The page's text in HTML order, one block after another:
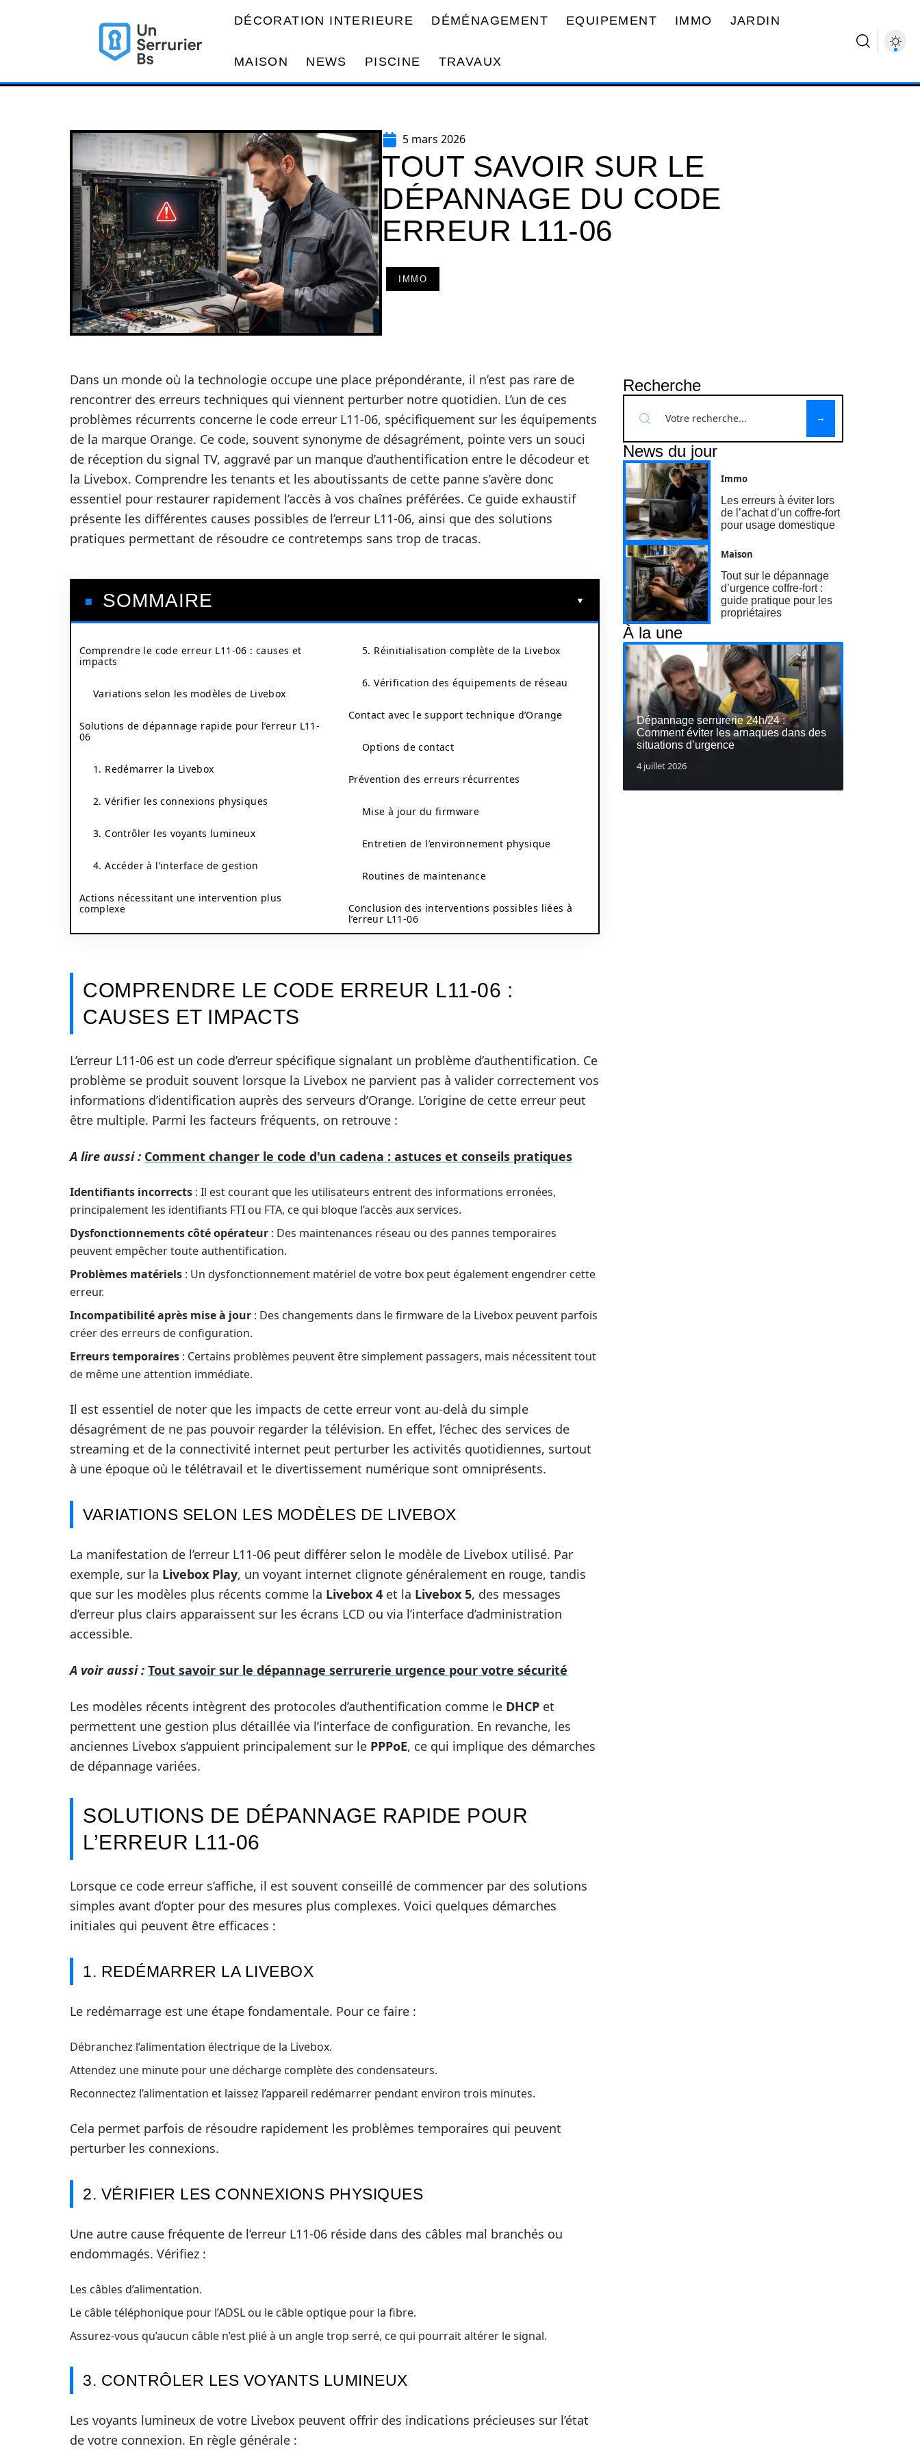
DÉCORATION INTERIEURE DÉMÉNAGEMENT EQUIPEMENT IMMO JARDIN
MAISON NEWS PISCINE TRAVAUX
5 mars 2026
TOUT SAVOIR SUR LE
DÉPANNAGE DU CODE
ERREUR L11-06
IMMO
Dans un monde où la technologie occupe une place prépondérante, il n’est pas rare de
rencontrer des erreurs techniques qui viennent perturber notre quotidien. L’un de ces
problèmes récurrents concerne le code erreur L11-06, spécifiquement sur les équipements
de la marque Orange. Ce code, souvent synonyme de désagrément, pointe vers un souci
de réception du signal TV, aggravé par un manque d’authentification entre le décodeur et
la Livebox. Comprendre les tenants et les aboutissants de cette panne s’avère donc
essentiel pour restaurer rapidement l’accès à vos chaînes préférées. Ce guide exhaustif
présente les différentes causes possibles de l’erreur L11-06, ainsi que des solutions
pratiques permettant de résoudre ce contretemps sans trop de tracas.
SOMMAIRE
Comprendre le code erreur L11-06 : causes et
impacts
Variations selon les modèles de Livebox
Solutions de dépannage rapide pour l’erreur L11-
06
1. Redémarrer la Livebox
2. Vérifier les connexions physiques
3. Contrôler les voyants lumineux
4. Accéder à l’interface de gestion
Actions nécessitant une intervention plus
complexe
5. Réinitialisation complète de la Livebox
6. Vérification des équipements de réseau
Contact avec le support technique d’Orange
Options de contact
Prévention des erreurs récurrentes
Mise à jour du firmware
Entretien de l’environnement physique
Routines de maintenance
Conclusion des interventions possibles liées à
l’erreur L11-06
COMPRENDRE LE CODE ERREUR L11-06 :
CAUSES ET IMPACTS
L’erreur L11-06 est un code d’erreur spécifique signalant un problème d’authentification. Ce
problème se produit souvent lorsque la Livebox ne parvient pas à valider correctement vos
informations d’identification auprès des serveurs d’Orange. L’origine de cette erreur peut
être multiple. Parmi les facteurs fréquents, on retrouve :
A lire aussi : Comment changer le code d'un cadena : astuces et conseils pratiques
Identifiants incorrects : Il est courant que les utilisateurs entrent des informations erronées,
principalement les identifiants FTI ou FTA, ce qui bloque l’accès aux services.
Dysfonctionnements côté opérateur : Des maintenances réseau ou des pannes temporaires
peuvent empêcher toute authentification.
Problèmes matériels : Un dysfonctionnement matériel de votre box peut également engendrer cette
erreur.
Incompatibilité après mise à jour : Des changements dans le firmware de la Livebox peuvent parfois
créer des erreurs de configuration.
Erreurs temporaires : Certains problèmes peuvent être simplement passagers, mais nécessitent tout
de même une attention immédiate.
Il est essentiel de noter que les impacts de cette erreur vont au-delà du simple
désagrément de ne pas pouvoir regarder la télévision. En effet, l’échec des services de
streaming et de la connectivité internet peut perturber les activités quotidiennes, surtout
à une époque où le télétravail et le divertissement numérique sont omniprésents.
VARIATIONS SELON LES MODÈLES DE LIVEBOX
La manifestation de l’erreur L11-06 peut différer selon le modèle de Livebox utilisé. Par
exemple, sur la Livebox Play, un voyant internet clignote généralement en rouge, tandis
que sur les modèles plus récents comme la Livebox 4 et la Livebox 5, des messages
d’erreur plus clairs apparaissent sur les écrans LCD ou via l’interface d’administration
accessible.
A voir aussi : Tout savoir sur le dépannage serrurerie urgence pour votre sécurité
Les modèles récents intègrent des protocoles d’authentification comme le DHCP et
permettent une gestion plus détaillée via l’interface de configuration. En revanche, les
anciennes Livebox s’appuient principalement sur le PPPoE, ce qui implique des démarches
de dépannage variées.
SOLUTIONS DE DÉPANNAGE RAPIDE POUR
L’ERREUR L11-06
Lorsque ce code erreur s’affiche, il est souvent conseillé de commencer par des solutions
simples avant d’opter pour des mesures plus complexes. Voici quelques démarches
initiales qui peuvent être efficaces :
1. REDÉMARRER LA LIVEBOX
Le redémarrage est une étape fondamentale. Pour ce faire :
Débranchez l’alimentation électrique de la Livebox.
Attendez une minute pour une décharge complète des condensateurs.
Reconnectez l’alimentation et laissez l’appareil redémarrer pendant environ trois minutes.
Cela permet parfois de résoudre rapidement les problèmes temporaires qui peuvent
perturber les connexions.
2. VÉRIFIER LES CONNEXIONS PHYSIQUES
Une autre cause fréquente de l’erreur L11-06 réside dans des câbles mal branchés ou
endommagés. Vérifiez :
Les câbles d’alimentation.
Le câble téléphonique pour l’ADSL ou le câble optique pour la fibre.
Assurez-vous qu’aucun câble n’est plié à un angle trop serré, ce qui pourrait altérer le signal.
3. CONTRÔLER LES VOYANTS LUMINEUX
Les voyants lumineux de votre Livebox peuvent offrir des indications précieuses sur l’état
de votre connexion. En règle générale :
Recherche
News du jour
Immo
Les erreurs à éviter lors
de l’achat d’un coffre-fort
pour usage domestique
Maison
Tout sur le dépannage
d’urgence coffre-fort :
guide pratique pour les
propriétaires
À la une
Dépannage serrurerie 24h/24 :
Comment éviter les arnaques dans des
situations d’urgence
4 juillet 2026